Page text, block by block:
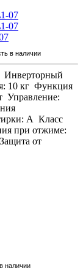
в наличии
Инверторный
10 кг Функция
Управление:
A Класс
при отжиме:
от
наличии